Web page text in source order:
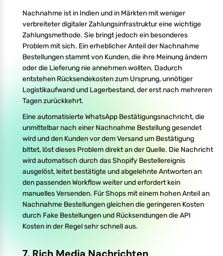
Nachnahme ist in Indien und in Märkten mit weniger
verbreiteter digitaler Zahlungsinfrastruktur eine wichtige
Zahlungsmethode. Sie bringt jedoch ein besonderes
Problem mit sich. Ein erheblicher Anteil der Nachnahme
Bestellungen stammt von Kunden, die ihre Meinung ändern
oder die Lieferung nie annehmen wollten. Dadurch
entstehen Rücksendekosten zum Ursprung, unnötiger
Logistikaufwand und Lagerbestand, der erst nach mehreren
Tagen zurückkehrt.
Eine automatisierte WhatsApp Bestätigungsnachricht, die
unmittelbar nach einer Nachnahme Bestellung gesendet
wird und den Kunden vor dem Versand um Bestätigung
bittet, löst dieses Problem direkt an der Quelle. Die Nachricht
wird automatisch durch das Shopify Bestellereignis
ausgelöst, leitet bestätigte und abgelehnte Antworten an
den passenden Workflow weiter und erfordert kein
manuelles Versenden. Für Shops mit einem hohen Anteil an
Nachnahme Bestellungen gleichen die geringeren Kosten
durch Fake Bestellungen und Rücksendungen die API
Kosten in der Regel sehr schnell aus.